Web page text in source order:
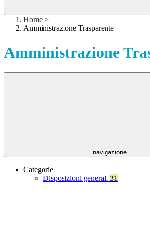
Home >
Amministrazione Trasparente
Amministrazione
navigazione
Categorie
Disposizioni generali 31